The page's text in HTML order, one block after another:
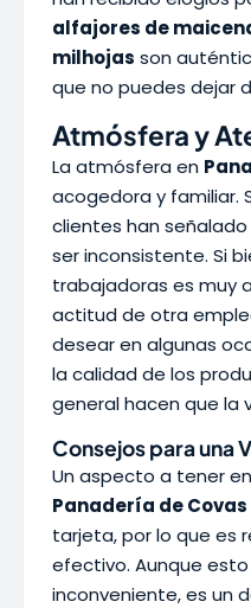
alfajores de
milhojas son
que no puedes dejar
Atmósfera y
La atmósfera en
acogedora y familiar.
clientes han
ser inconsistente. Si
trabajadoras es muy
actitud de otra
desear en algunas
la calidad de los
general hacen que la
Consejos para una
Un aspecto a tener
Panadería de Covas
tarjeta, por lo que es
efectivo. Aunque
inconveniente, es un